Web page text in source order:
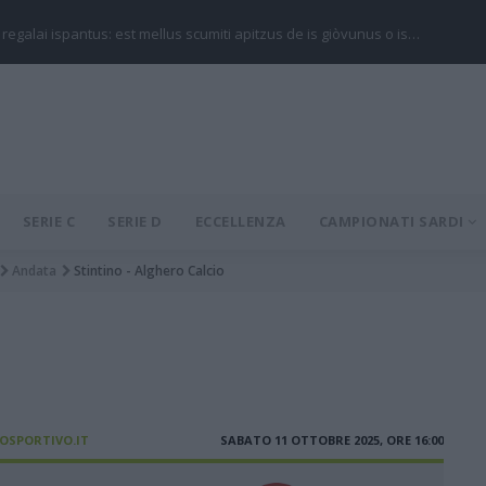
regalai ispantus: est mellus scumiti apitzus de is giòvunus o is…
SERIE C SERIE D ECCELLENZA CAMPIONATI SARDI
Andata Stintino - Alghero Calcio
SABATO 11 OTTOBRE 2025, ORE 16:00